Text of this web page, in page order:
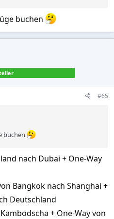
buchen
#65
buchen
nach Dubai + One-Way
Bangkok nach Shanghai +
Deutschland
+ One-Way von